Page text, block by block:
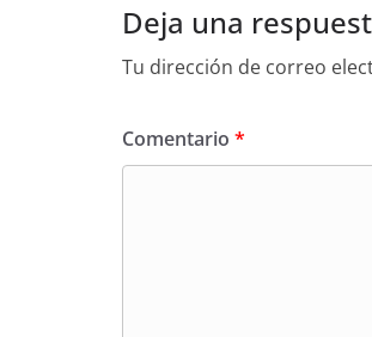
Deja una
Tu dirección de correo
Comentario *